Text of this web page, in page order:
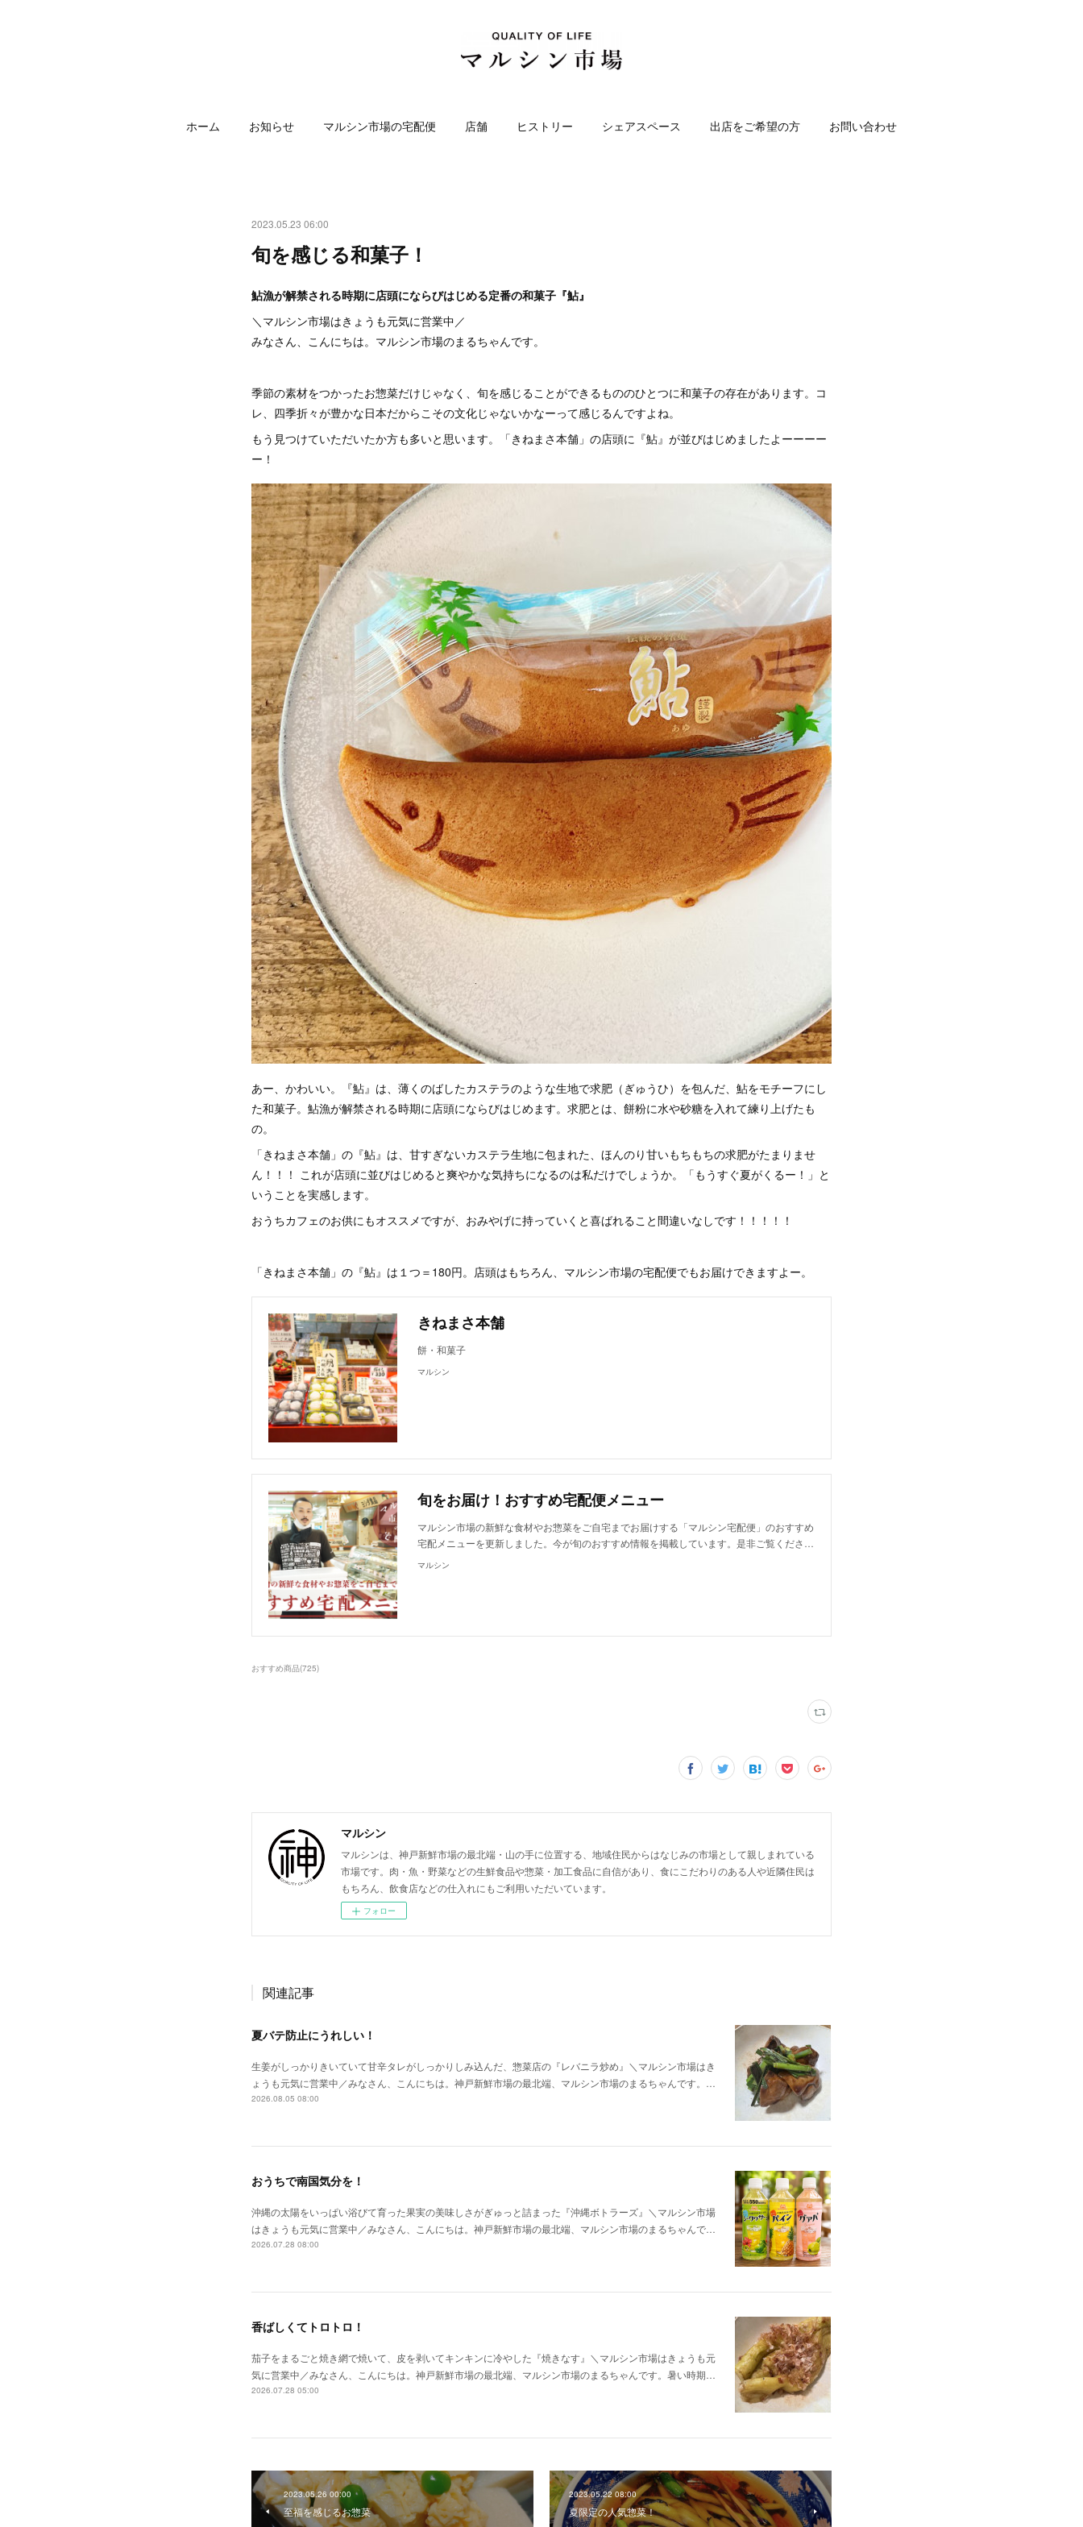
ホーム お知らせ マルシン市場の宅配便 店舗 ヒストリー シェアスペース 出店をご希望の方 お問い合わせ
2023.05.23 06:00
旬を感じる和菓子！
鮎漁が解禁される時期に店頭にならびはじめる定番の和菓子『鮎』
＼マルシン市場はきょうも元気に営業中／
みなさん、こんにちは。マルシン市場のまるちゃんです。
季節の素材をつかったお惣菜だけじゃなく、旬を感じることができるもののひとつに和菓子の存在があります。コ
レ、四季折々が豊かな日本だからこその文化じゃないかなーって感じるんですよね。
もう見つけていただいたか方も多いと思います。「きねまさ本舗」の店頭に『鮎』が並びはじめましたよーーーー
ー！
あー、かわいい。『鮎』は、薄くのばしたカステラのような生地で求肥（ぎゅうひ）を包んだ、鮎をモチーフにし
た和菓子。鮎漁が解禁される時期に店頭にならびはじめます。求肥とは、餅粉に水や砂糖を入れて練り上げたも
の。
「きねまさ本舗」の『鮎』は、甘すぎないカステラ生地に包まれた、ほんのり甘いもちもちの求肥がたまりませ
ん！！！ これが店頭に並びはじめると爽やかな気持ちになるのは私だけでしょうか。「もうすぐ夏がくるー！」と
いうことを実感します。
おうちカフェのお供にもオススメですが、おみやげに持っていくと喜ばれること間違いなしです！！！！！
「きねまさ本舗」の『鮎』は１つ＝180円。店頭はもちろん、マルシン市場の宅配便でもお届けできますよー。
きねまさ本舗
餅・和菓子
マルシン
旬をお届け！おすすめ宅配便メニュー
マルシン市場の新鮮な食材やお惣菜をご自宅までお届けする「マルシン宅配便」のおすすめ
宅配メニューを更新しました。今が旬のおすすめ情報を掲載しています。是非ご覧くださ…
マルシン
おすすめ商品(725)
マルシン
マルシンは、神戸新鮮市場の最北端・山の手に位置する、地域住民からはなじみの市場として親しまれている
市場です。肉・魚・野菜などの生鮮食品や惣菜・加工食品に自信があり、食にこだわりのある人や近隣住民は
もちろん、飲食店などの仕入れにもご利用いただいています。
フォロー
関連記事
夏バテ防止にうれしい！
生姜がしっかりきいていて甘辛タレがしっかりしみ込んだ、惣菜店の『レバニラ炒め』＼マルシン市場はき
ょうも元気に営業中／みなさん、こんにちは。神戸新鮮市場の最北端、マルシン市場のまるちゃんです。…
2026.08.05 08:00
おうちで南国気分を！
沖縄の太陽をいっぱい浴びて育った果実の美味しさがぎゅっと詰まった『沖縄ボトラーズ』＼マルシン市場
はきょうも元気に営業中／みなさん、こんにちは。神戸新鮮市場の最北端、マルシン市場のまるちゃんで…
2026.07.28 08:00
香ばしくてトロトロ！
茄子をまるごと焼き網で焼いて、皮を剥いてキンキンに冷やした『焼きなす』＼マルシン市場はきょうも元
気に営業中／みなさん、こんにちは。神戸新鮮市場の最北端、マルシン市場のまるちゃんです。暑い時期…
2026.07.28 05:00
2023.05.26 00:00
至福を感じるお惣菜
2023.05.22 08:00
夏限定の人気惣菜！